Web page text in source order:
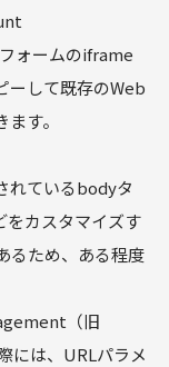
ォームのiframe
ーして既存のWeb
す。
れているbodyタ
をカスタマイズす
るため、ある程度
（旧
には、URLパラメ